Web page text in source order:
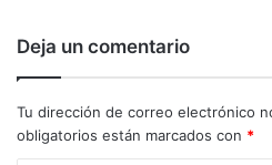
Deja un comentario
Tu dirección de correo electrónico
obligatorios están marcados con *